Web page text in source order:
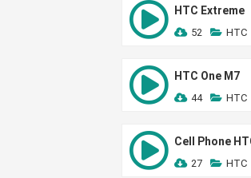
HTC Extreme
52 HTC
HTC One M7
44 HTC
Cell Phone
27 HTC